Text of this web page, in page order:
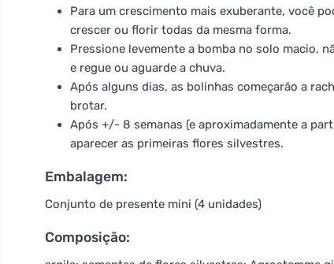
Para um crescimento mais exuberante, você
crescer ou florir todas da mesma forma.
Pressione levemente a bomba no solo macio,
e regue ou aguarde a chuva.
Após alguns dias, as bolinhas começarão a
brotar.
Após +/- 8 semanas (e aproximadamente a
aparecer as primeiras flores silvestres.
Embalagem:
Conjunto de presente mini (4 unidades)
Composição: